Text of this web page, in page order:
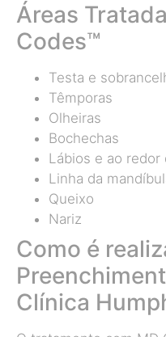
Áreas
Codes™
Testa e
Têmporas
Olheiras
Bochechas
Lábios e ao redor
Linha da
Queixo
Nariz
Como é
Clínica